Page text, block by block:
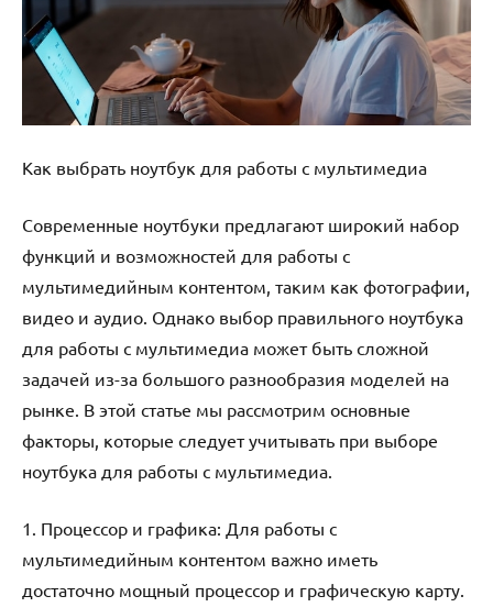
Как выбрать ноутбук для работы с мультимедиа
Современные ноутбуки предлагают широкий набор
функций и возможностей для работы с
мультимедийным контентом, таким как фотографии,
видео и аудио. Однако выбор правильного ноутбука
для работы с мультимедиа может быть сложной
задачей из-за большого разнообразия моделей на
рынке. В этой статье мы рассмотрим основные
факторы, которые следует учитывать при выборе
ноутбука для работы с мультимедиа.
1. Процессор и графика: Для работы с
мультимедийным контентом важно иметь
достаточно мощный процессор и графическую карту.